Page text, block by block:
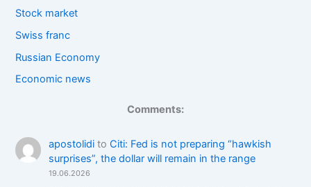
Stock market
Swiss franc
Russian Economy
Economic news
Comments:
apostolidito Citi: Fed is not preparing “hawkish
surprises”, the dollar will remain in the range
19.06.2026